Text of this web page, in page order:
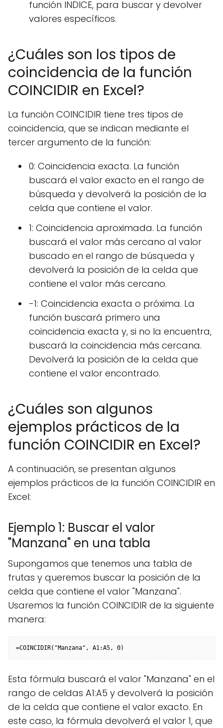
función INDICE, para buscar y devolver
valores específicos.
¿Cuáles son los tipos de
coincidencia de la función
COINCIDIR en Excel?
La función COINCIDIR tiene tres tipos de
coincidencia, que se indican mediante el
tercer argumento de la función:
0: Coincidencia exacta. La función
buscará el valor exacto en el rango de
búsqueda y devolverá la posición de la
celda que contiene el valor.
1: Coincidencia aproximada. La función
buscará el valor más cercano al valor
buscado en el rango de búsqueda y
devolverá la posición de la celda que
contiene el valor más cercano.
-1: Coincidencia exacta o próxima. La
función buscará primero una
coincidencia exacta y, si no la encuentra,
buscará la coincidencia más cercana.
Devolverá la posición de la celda que
contiene el valor encontrado.
¿Cuáles son algunos
ejemplos prácticos de la
función COINCIDIR en Excel?
A continuación, se presentan algunos
ejemplos prácticos de la función COINCIDIR en
Excel:
Ejemplo 1: Buscar el valor
"Manzana" en una tabla
Supongamos que tenemos una tabla de
frutas y queremos buscar la posición de la
celda que contiene el valor "Manzana".
Usaremos la función COINCIDIR de la siguiente
manera:
=COINCIDIR("Manzana", A1:A5, 0)
Esta fórmula buscará el valor "Manzana" en el
rango de celdas A1:A5 y devolverá la posición
de la celda que contiene el valor exacto. En
este caso, la fórmula devolverá el valor 1, que